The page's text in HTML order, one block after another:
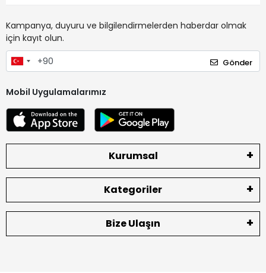
Kampanya, duyuru ve bilgilendirmelerden haberdar olmak
için kayıt olun.
Gönder
Mobil Uygulamalarımız
Kurumsal
Kategoriler
Bize Ulaşın